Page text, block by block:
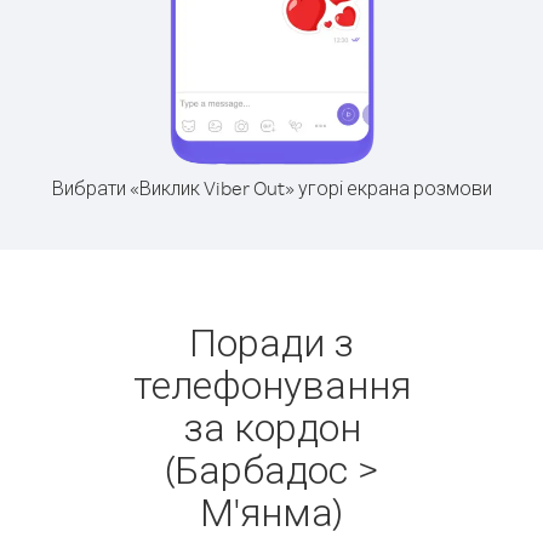
Вибрати «Виклик Viber Out» угорі екрана розмови
Поради з
телефонування
за кордон
(Барбадос >
М'янма)